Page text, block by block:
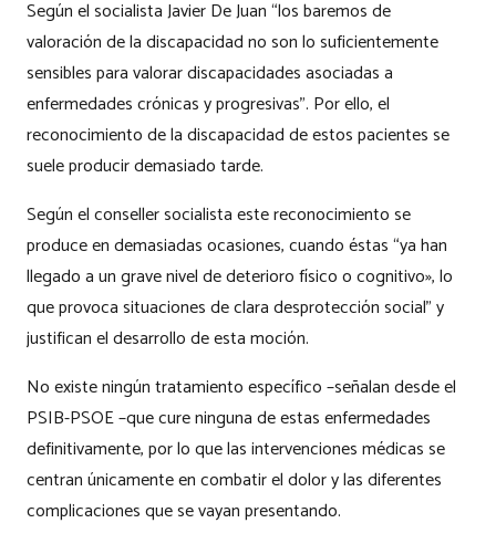
Según el socialista Javier De Juan “los baremos de
valoración de la discapacidad no son lo suficientemente
sensibles para valorar discapacidades asociadas a
enfermedades crónicas y progresivas”. Por ello, el
reconocimiento de la discapacidad de estos pacientes se
suele producir demasiado tarde.
Según el conseller socialista este reconocimiento se
produce en demasiadas ocasiones, cuando éstas “ya han
llegado a un grave nivel de deterioro físico o cognitivo», lo
que provoca situaciones de clara desprotección social” y
justifican el desarrollo de esta moción.
No existe ningún tratamiento específico –señalan desde el
PSIB-PSOE –que cure ninguna de estas enfermedades
definitivamente, por lo que las intervenciones médicas se
centran únicamente en combatir el dolor y las diferentes
complicaciones que se vayan presentando.